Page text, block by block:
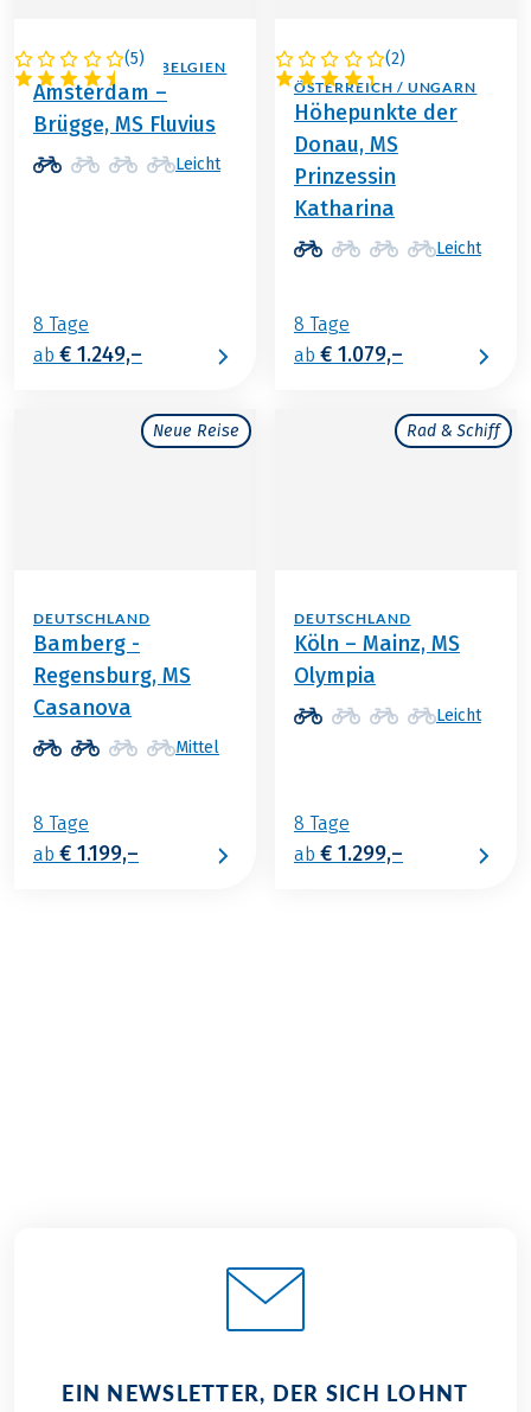
(5)
NIEDERLANDE / BELGIEN
Amsterdam –
Brügge, MS Fluvius
Leicht
8 Tage
ab € 1.249,–
(2)
DEUTSCHLAND /
ÖSTERREICH / UNGARN
Höhepunkte der
Donau, MS
Prinzessin
Katharina
Leicht
8 Tage
ab € 1.079,–
Neue Reise
DEUTSCHLAND
Bamberg -
Regensburg, MS
Casanova
Mittel
8 Tage
ab € 1.199,–
Rad & Schiff
DEUTSCHLAND
Köln – Mainz, MS
Olympia
Leicht
8 Tage
ab € 1.299,–
EIN NEWSLETTER, DER SICH LOHNT